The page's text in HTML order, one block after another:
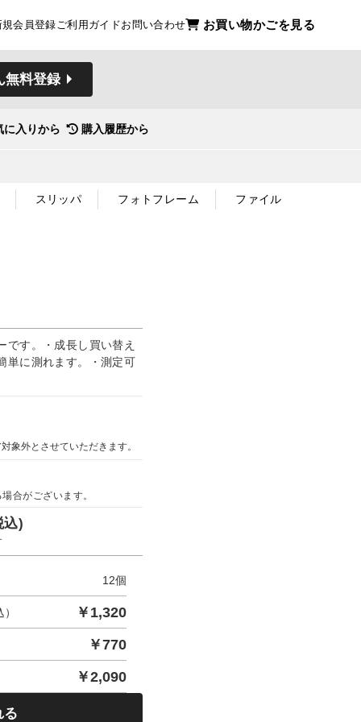
規会員登録ご利用ガイドお問い合わせ お買い物かごを見る
無料登録
に入りから 購入履歴から
スリッパ フォトフレーム ファイル
です。・成長し買い替え
単に測れます。・測定可
象外とさせていただきます。
合がございます。
込)
12個
￥ 1,320
￥770
￥2,090
る